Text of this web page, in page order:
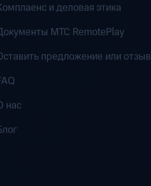
и деловая этика
MTC RemotePlay
предложение или отзыв
нас